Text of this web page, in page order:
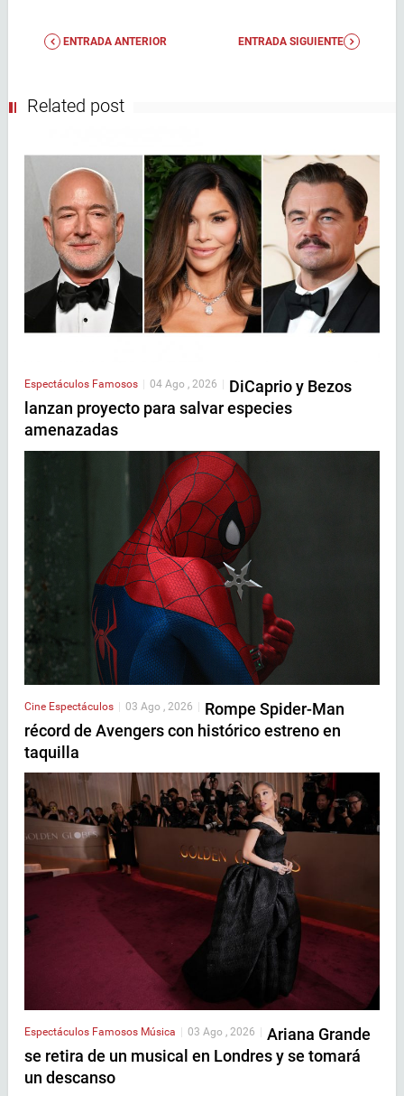
ENTRADA ANTERIOR ENTRADA SIGUIENTE
Related post
Espectáculos Famosos 04 Ago , 2026
DiCaprio y Bezos
lanzan proyecto para salvar especies
amenazadas
Cine Espectáculos | 03 Ago , 2026 | Rompe Spider-Man
récord de Avengers con histórico estreno en
taquilla
Espectáculos Famosos Música 03 Ago , 2026
Ariana Grande
se retira de un musical en Londres y se tomará
un descanso